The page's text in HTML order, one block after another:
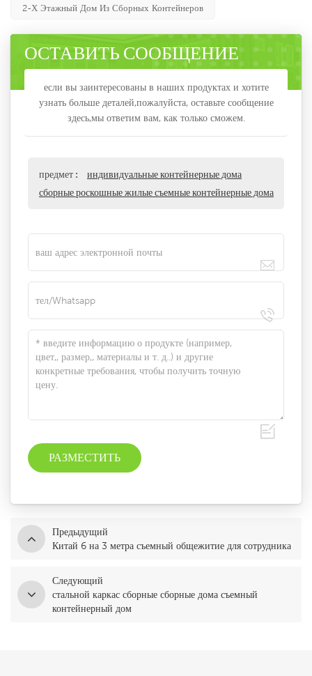
2-Х Этажный Дом Из Сборных Контейнеров
ОСТАВИТЬ СООБЩЕНИЕ
если вы заинтересованы в наших продуктах и хотите
узнать больше деталей,пожалуйста, оставьте сообщение
здесь,мы ответим вам, как только сможем.
предмет :
индивидуальные контейнерные дома
сборные роскошные жилые съемные контейнерные дома
Предыдущий
Китай 6 на 3 метра съемный общежитие для сотрудника
Следующий
стальной каркас сборные сборные дома съемный
контейнерный дом